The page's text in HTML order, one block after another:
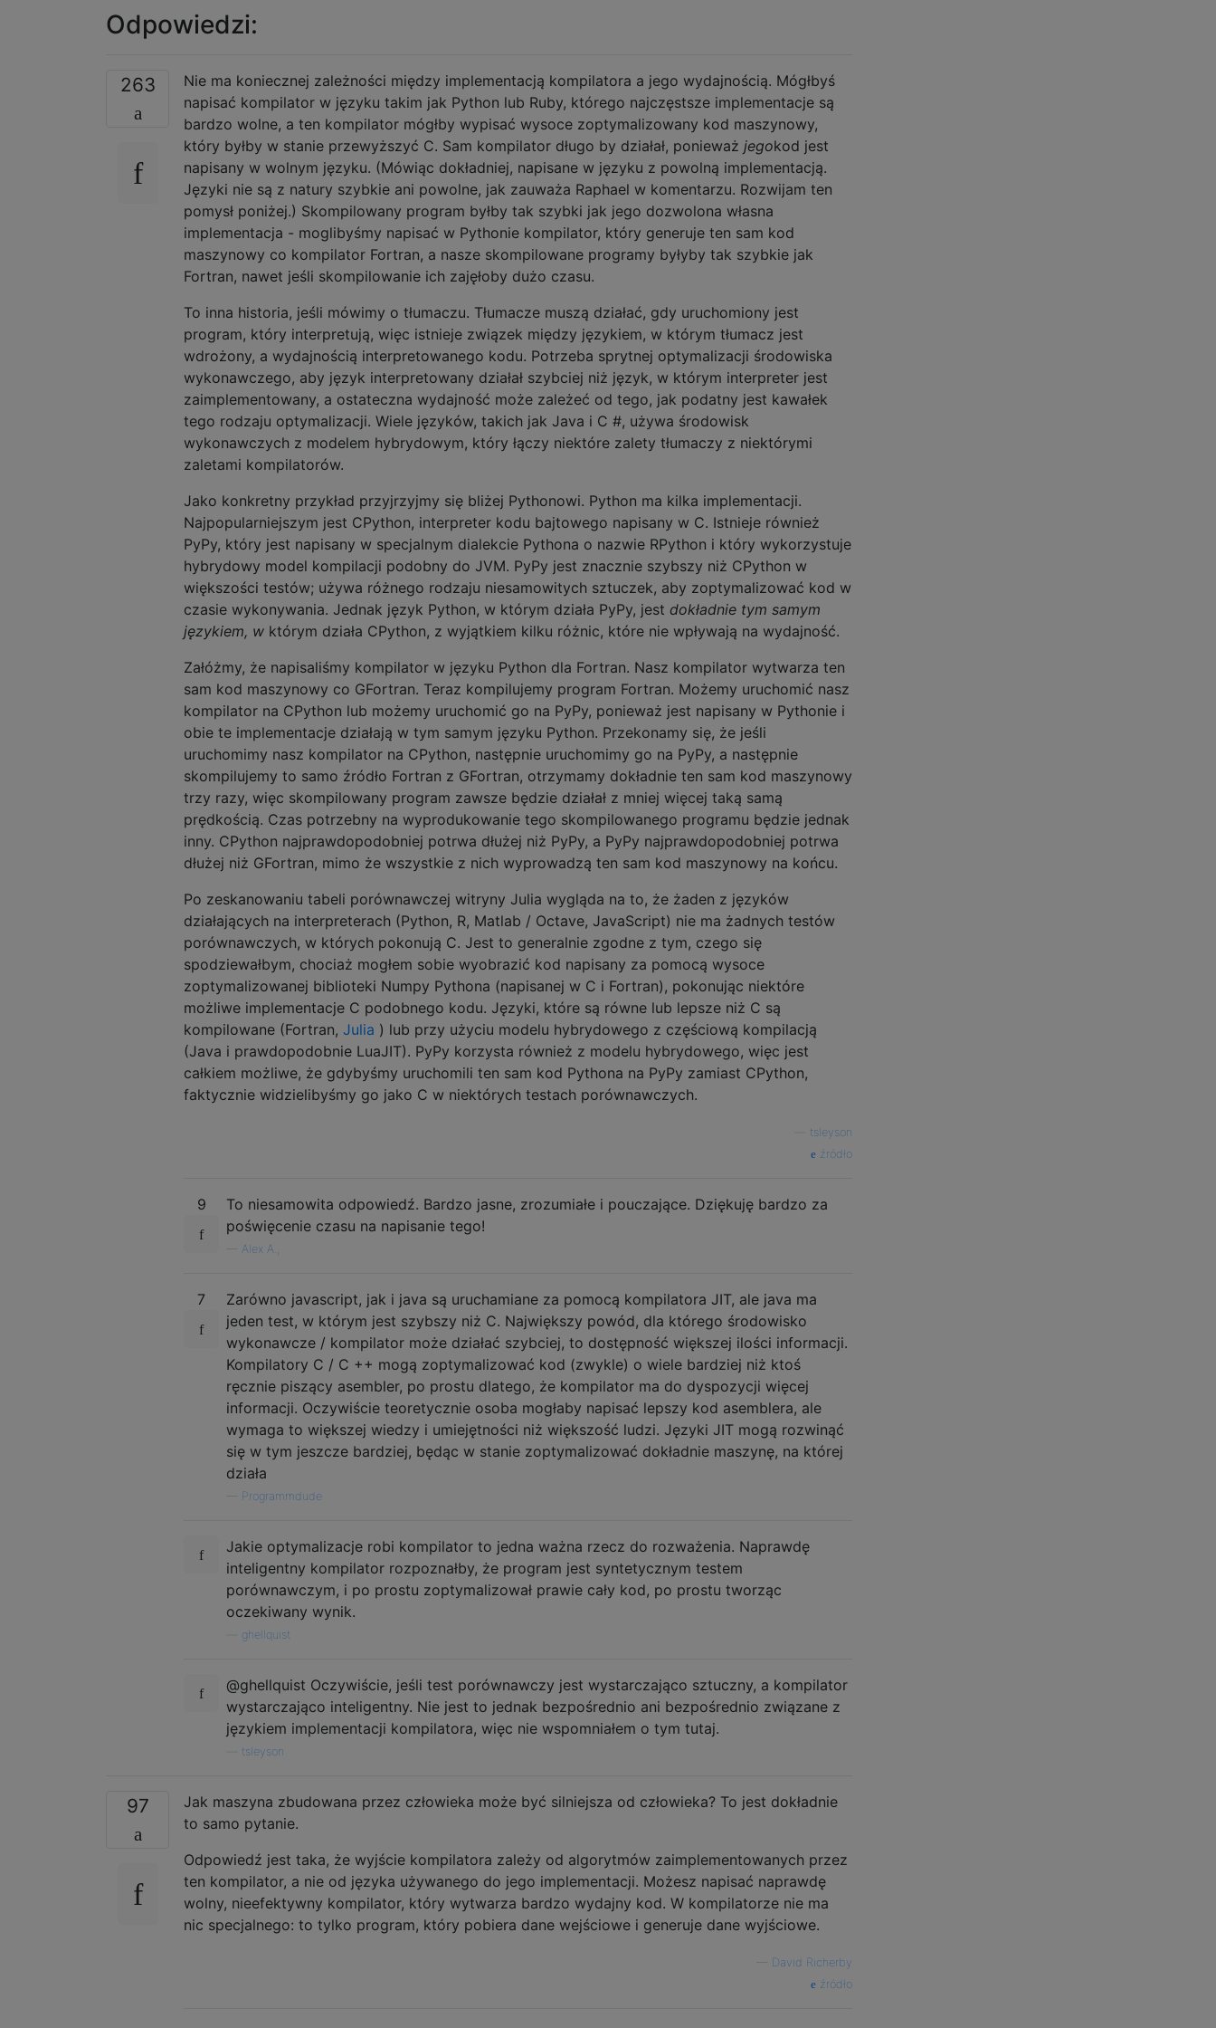
Odpowiedzi:
263
Nie ma koniecznej zależności między implementacją kompilatora a jego wydajnością. Mógłbyś
napisać kompilator w języku takim jak Python lub Ruby, którego najczęstsze implementacje są
bardzo wolne, a ten kompilator mógłby wypisać wysoce zoptymalizowany kod maszynowy,
który byłby w stanie przewyższyć C. Sam kompilator długo by działał, ponieważ jegokod jest
napisany w wolnym języku. (Mówiąc dokładniej, napisane w języku z powolną implementacją.
Języki nie są z natury szybkie ani powolne, jak zauważa Raphael w komentarzu. Rozwijam ten
pomysł poniżej.) Skompilowany program byłby tak szybki jak jego dozwolona własna
implementacja - moglibyśmy napisać w Pythonie kompilator, który generuje ten sam kod
maszynowy co kompilator Fortran, a nasze skompilowane programy byłyby tak szybkie jak
Fortran, nawet jeśli skompilowanie ich zajęłoby dużo czasu.
To inna historia, jeśli mówimy o tłumaczu. Tłumacze muszą działać, gdy uruchomiony jest
program, który interpretują, więc istnieje związek między językiem, w którym tłumacz jest
wdrożony, a wydajnością interpretowanego kodu. Potrzeba sprytnej optymalizacji środowiska
wykonawczego, aby język interpretowany działał szybciej niż język, w którym interpreter jest
zaimplementowany, a ostateczna wydajność może zależeć od tego, jak podatny jest kawałek
tego rodzaju optymalizacji. Wiele języków, takich jak Java i C #, używa środowisk
wykonawczych z modelem hybrydowym, który łączy niektóre zalety tłumaczy z niektórymi
zaletami kompilatorów.
Jako konkretny przykład przyjrzyjmy się bliżej Pythonowi. Python ma kilka implementacji.
Najpopularniejszym jest CPython, interpreter kodu bajtowego napisany w C. Istnieje również
PyPy, który jest napisany w specjalnym dialekcie Pythona o nazwie RPython i który wykorzystuje
hybrydowy model kompilacji podobny do JVM. PyPy jest znacznie szybszy niż CPython w
większości testów; używa różnego rodzaju niesamowitych sztuczek, aby zoptymalizować kod w
czasie wykonywania. Jednak język Python, w którym działa PyPy, jest dokładnie tym samym
językiem, w którym działa CPython, z wyjątkiem kilku różnic, które nie wpływają na wydajność.
Załóżmy, że napisaliśmy kompilator w języku Python dla Fortran. Nasz kompilator wytwarza ten
sam kod maszynowy co GFortran. Teraz kompilujemy program Fortran. Możemy uruchomić nasz
kompilator na CPython lub możemy uruchomić go na PyPy, ponieważ jest napisany w Pythonie i
obie te implementacje działają w tym samym języku Python. Przekonamy się, że jeśli
uruchomimy nasz kompilator na CPython, następnie uruchomimy go na PyPy, a następnie
skompilujemy to samo źródło Fortran z GFortran, otrzymamy dokładnie ten sam kod maszynowy
trzy razy, więc skompilowany program zawsze będzie działał z mniej więcej taką samą
prędkością. Czas potrzebny na wyprodukowanie tego skompilowanego programu będzie jednak
inny. CPython najprawdopodobniej potrwa dłużej niż PyPy, a PyPy najprawdopodobniej potrwa
dłużej niż GFortran, mimo że wszystkie z nich wyprowadzą ten sam kod maszynowy na końcu.
Po zeskanowaniu tabeli porównawczej witryny Julia wygląda na to, że żaden z języków
działających na interpreterach (Python, R, Matlab / Octave, JavaScript) nie ma żadnych testów
porównawczych, w których pokonują C. Jest to generalnie zgodne z tym, czego się
spodziewałbym, chociaż mogłem sobie wyobrazić kod napisany za pomocą wysoce
zoptymalizowanej biblioteki Numpy Pythona (napisanej w C i Fortran), pokonując niektóre
możliwe implementacje C podobnego kodu. Języki, które są równe lub lepsze niż C są
kompilowane (Fortran, Julia ) lub przy użyciu modelu hybrydowego z częściową kompilacją
(Java i prawdopodobnie LuaJIT). PyPy korzysta również z modelu hybrydowego, więc jest
całkiem możliwe, że gdybyśmy uruchomili ten sam kod Pythona na PyPy zamiast CPython,
faktycznie widzielibyśmy go jako C w niektórych testach porównawczych.
tsleyson
źródło
9
To niesamowita odpowiedź. Bardzo jasne, zrozumiałe i pouczające. Dziękuję bardzo za
poświęcenie czasu na napisanie tego!
Alex A.,
7
Zarówno javascript, jak i java są uruchamiane za pomocą kompilatora JIT, ale java ma
jeden test, w którym jest szybszy niż C. Największy powód, dla którego środowisko
wykonawcze / kompilator może działać szybciej, to dostępność większej ilości informacji.
Kompilatory C / C ++ mogą zoptymalizować kod (zwykle) o wiele bardziej niż ktoś
ręcznie piszący asembler, po prostu dlatego, że kompilator ma do dyspozycji więcej
informacji. Oczywiście teoretycznie osoba mogłaby napisać lepszy kod asemblera, ale
wymaga to większej wiedzy i umiejętności niż większość ludzi. Języki JIT mogą rozwinąć
się w tym jeszcze bardziej, będąc w stanie zoptymalizować dokładnie maszynę, na której
działa
Programmdude
Jakie optymalizacje robi kompilator to jedna ważna rzecz do rozważenia. Naprawdę
inteligentny kompilator rozpoznałby, że program jest syntetycznym testem
porównawczym, i po prostu zoptymalizował prawie cały kod, po prostu tworząc
oczekiwany wynik.
ghellquist
@ghellquist Oczywiście, jeśli test porównawczy jest wystarczająco sztuczny, a kompilator
wystarczająco inteligentny. Nie jest to jednak bezpośrednio ani bezpośrednio związane z
językiem implementacji kompilatora, więc nie wspomniałem o tym tutaj.
tsleyson
97
Jak maszyna zbudowana przez człowieka może być silniejsza od człowieka? To jest dokładnie
to samo pytanie.
Odpowiedź jest taka, że ​​wyjście kompilatora zależy od algorytmów zaimplementowanych przez
ten kompilator, a nie od języka używanego do jego implementacji. Możesz napisać naprawdę
wolny, nieefektywny kompilator, który wytwarza bardzo wydajny kod. W kompilatorze nie ma
nic specjalnego: to tylko program, który pobiera dane wejściowe i generuje dane wyjściowe.
David Richerby
źródło